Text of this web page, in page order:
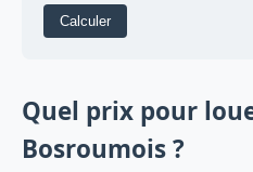
Calculer
Quel prix pour
Bosroumois ?